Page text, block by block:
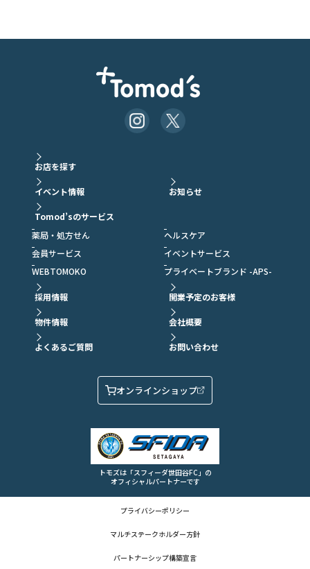
お店を探す
イベント情報 お知らせ
Tomod’sのサービス
薬局・処方せん
ヘルスケア
会員サービス
イベントサービス
WEBTOMOKO
プライベートブランド -APS-
採用情報 開業予定のお客様
物件情報 会社概要
よくあるご質問 お問い合わせ
オンラインショップ
トモズは「スフィーダ世田谷FC」の
オフィシャルパートナーです
プライバシーポリシー
マルチステークホルダー方針
パートナーシップ構築宣言